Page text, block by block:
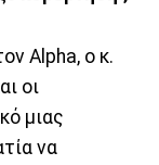
Alpha, o κ.
οι
μιας
να